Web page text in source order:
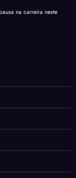
na carreira neste